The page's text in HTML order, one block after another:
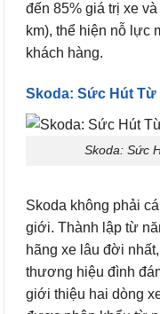
đến 85% giá trị xe
km), thể hiện nỗ lực
khách hàng.
Skoda: Sức Hút
Skoda: Sức
Skoda không phải
giới. Thành lập từ
hãng xe lâu đời
thương hiệu đình
giới thiệu hai dòng